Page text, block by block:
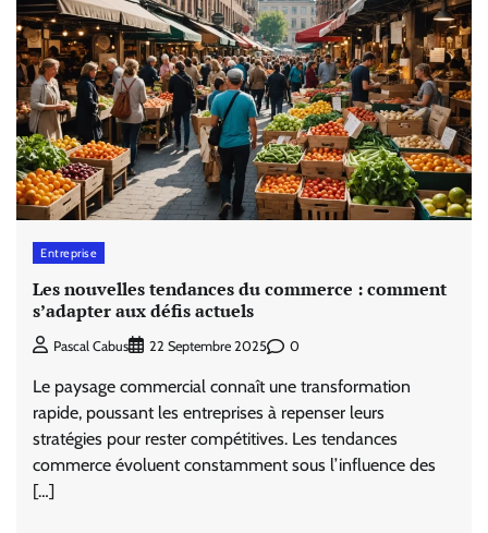
Entreprise
Les nouvelles tendances du commerce : comment
s’adapter aux défis actuels
Pascal Cabus 22 Septembre 2025 0
Le paysage commercial connaît une transformation
rapide, poussant les entreprises à repenser leurs
stratégies pour rester compétitives. Les tendances
commerce évoluent constamment sous l’influence des
[…]